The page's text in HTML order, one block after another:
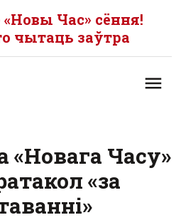
Час» сёння!
чытаць заўтра
«Новага Часу»
«за